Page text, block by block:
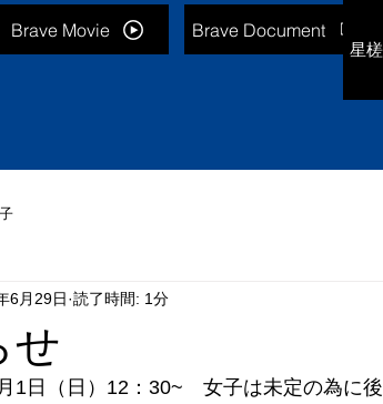
星
Brave Movie Brave Document
せ
6月29日 読了時間: 1分
1日（日）12：30~　女子は未定の為に